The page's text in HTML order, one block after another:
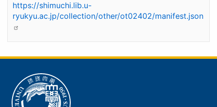
https://shimuchi.lib.u-
ryukyu.ac.jp/collection/other/ot02402/manifest.json